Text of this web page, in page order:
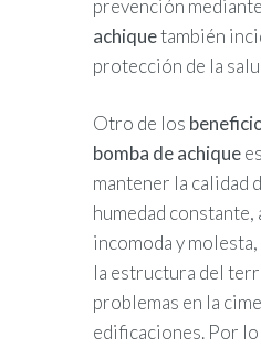
prevención
achiquetambién
protección de la
Otro de los
bomba de achique
mantener la calidad
humedad constante,
incomoda y
la estructura del
problemas en la
edificaciones. Por